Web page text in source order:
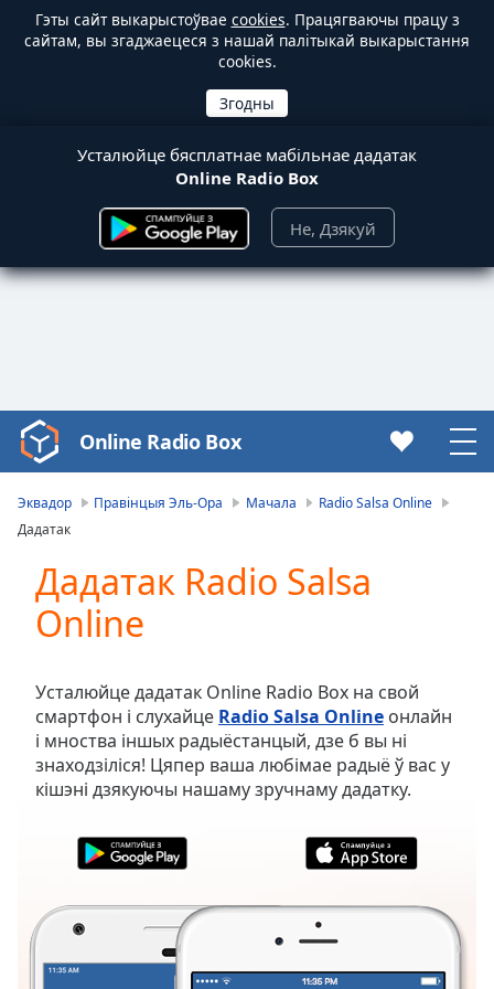
Гэты сайт выкарыстоўвае cookies. Працягваючы працу з
сайтам, вы згаджаецеся з нашай палітыкай выкарыстання
cookies.
Усталюйце бясплатнае мабільнае дадатак
Online Radio Box
Не, Дзякуй
Video
Player
loading.
Video
Play
Skip
Backward
Mute
Current
Time 0:00
Duration-:-
Seek to
live,
behind
Online Radio Box
Эквадор Правінцыя Эль-Ора Мачала
Radio Salsa Online
Дадатак
Дадатак Radio Salsa
Online
Усталюйце дадатак Online Radio Box на свой
смартфон і слухайце Radio Salsa Online онлайн
і мноства іншых радыёстанцый, дзе б вы ні
знаходзіліся! Цяпер ваша любімае радыё ў вас у
кішэні дзякуючы нашаму зручнаму дадатку.